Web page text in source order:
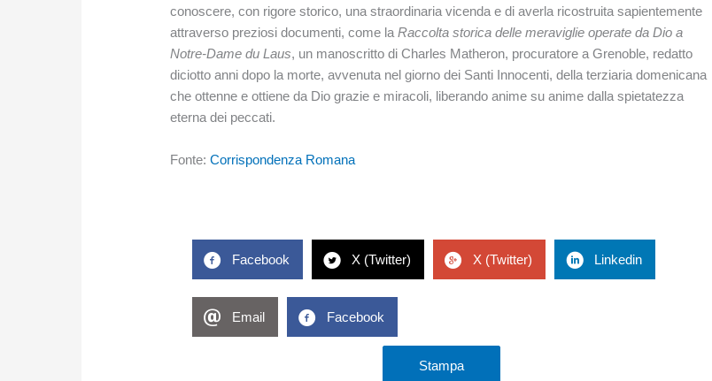
conoscere, con rigore storico, una straordinaria vicenda e di averla ricostruita sapientemente
attraverso preziosi documenti, come la Raccolta storica delle meraviglie operate da Dio a
Notre-Dame du Laus, un manoscritto di Charles Matheron, procuratore a Grenoble, redatto
diciotto anni dopo la morte, avvenuta nel giorno dei Santi Innocenti, della terziaria domenicana
che ottenne e ottiene da Dio grazie e miracoli, liberando anime su anime dalla spietatezza
eterna dei peccati.
Fonte:Corrispondenza Romana
Facebook X (Twitter) X (Twitter) Linkedin
Email Facebook
Stampa